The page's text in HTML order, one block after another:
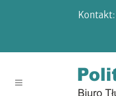
Kontakt: